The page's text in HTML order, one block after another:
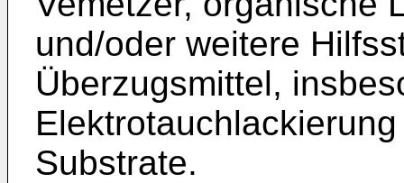
und/oder weitere
Überzugsmittel,
Substrate.